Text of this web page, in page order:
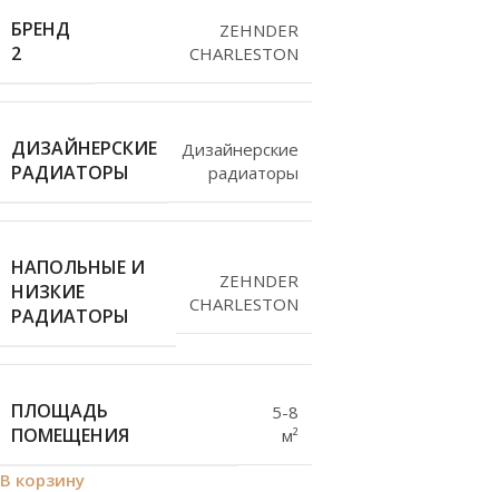
БРЕНД
2
ZEHNDER
CHARLESTON
ДИЗАЙНЕРСКИЕ
РАДИАТОРЫ
Дизайнерские
радиаторы
НАПОЛЬНЫЕ И
НИЗКИЕ
РАДИАТОРЫ
ZEHNDER
CHARLESTON
ПЛОЩАДЬ
ПОМЕЩЕНИЯ
5-8
м²
В корзину